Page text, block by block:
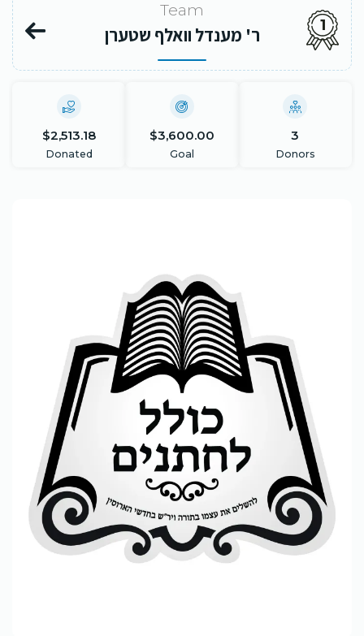
Team
ר' מענדל וואלף שטערן 1
$2,513.18
Donated
$3,600.00
Goal
3
Donors